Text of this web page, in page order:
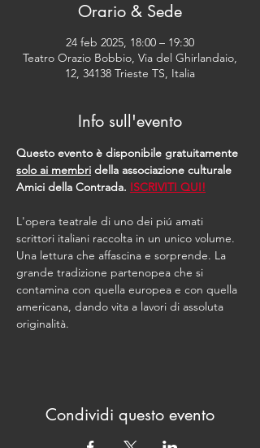
Orario & Sede
24 feb 2025, 18:00 – 19:30
Teatro Orazio Bobbio, Via del Ghirlandaio,
12, 34138 Trieste TS, Italia
Info sull'evento
Questo evento è disponibile gratuitamente
solo ai membri della associazione culturale
Amici della Contrada. ISCRIVITI QUI!
L'opera teatrale di uno dei piú amati
scrittori italiani raccolta in un unico volume.
Una lettura che affascina e sorprende. La
grande tradizione partenopea che si
contamina con quella europea e con quella
americana, dando vita a lavori di assoluta
originalità.
Condividi questo evento